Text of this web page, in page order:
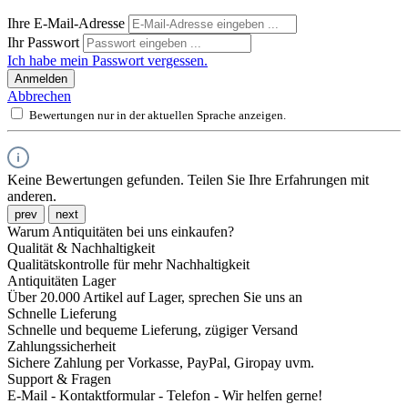
Ihre E-Mail-Adresse
Ihr Passwort
Ich habe mein Passwort vergessen.
Anmelden
Abbrechen
Bewertungen nur in der aktuellen Sprache anzeigen.
Keine Bewertungen gefunden. Teilen Sie Ihre Erfahrungen mit
anderen.
prev next
Warum Antiquitäten bei uns einkaufen?
Qualität & Nachhaltigkeit
Qualitätskontrolle für mehr Nachhaltigkeit
Antiquitäten Lager
Über 20.000 Artikel auf Lager, sprechen Sie uns an
Schnelle Lieferung
Schnelle und bequeme Lieferung, zügiger Versand
Zahlungssicherheit
Sichere Zahlung per Vorkasse, PayPal, Giropay uvm.
Support & Fragen
E-Mail - Kontaktformular - Telefon - Wir helfen gerne!